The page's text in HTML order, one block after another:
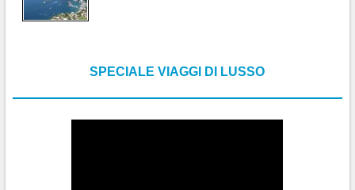
SPECIALE VIAGGI DI LUSSO